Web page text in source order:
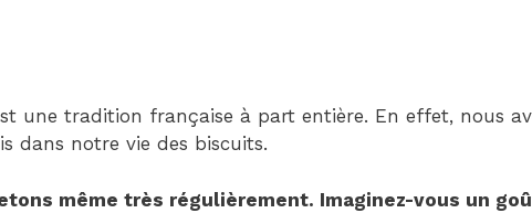
Theme:
une tradition française à part entière. En effet, nous
dans notre vie des biscuits.
même très régulièrement. Imaginez-vous un